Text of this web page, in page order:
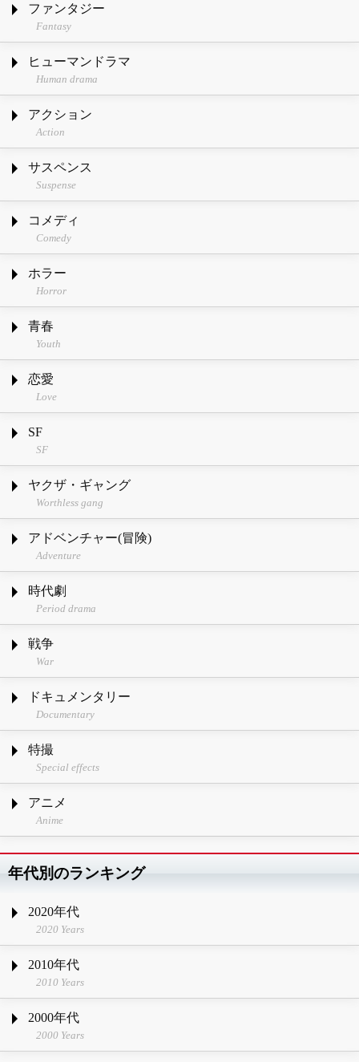
ファンタジー
Fantasy
ヒューマンドラマ
Human drama
アクション
Action
サスペンス
Suspense
コメディ
Comedy
ホラー
Horror
青春
Youth
恋愛
Love
SF
SF
ヤクザ・ギャング
Worthless gang
アドベンチャー(冒険)
Adventure
時代劇
Period drama
戦争
War
ドキュメンタリー
Documentary
特撮
Special effects
アニメ
Anime
年代別のランキング
2020年代
2020 Years
2010年代
2010 Years
2000年代
2000 Years